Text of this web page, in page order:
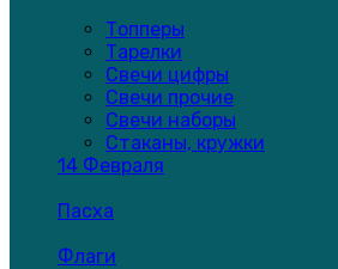
Топперы
Тарелки
Свечи цифры
Свечи прочие
Свечи наборы
Стаканы, кружки
14 Февраля
Пасха
Флаги